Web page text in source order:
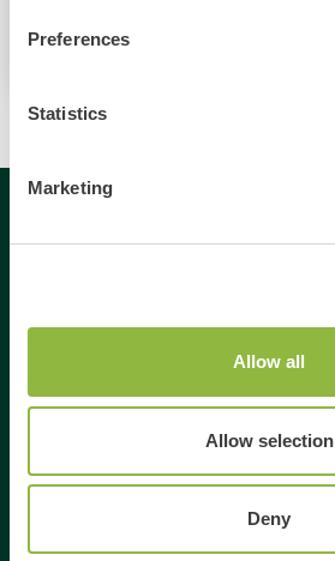
Preferences
Statistics
Marketing
Allow all
Allow selection
Deny
Gespecialiseerd in
Activiteiten Gelderland
Weekendje weg Gelderland
Weekendje weg Veluwe
Vrienden uitje Gelderland